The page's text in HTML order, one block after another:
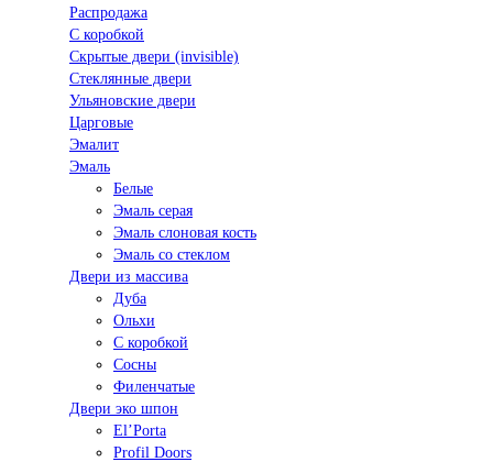
Распродажа
С коробкой
Скрытые двери (invisible)
Стеклянные двери
Ульяновские двери
Царговые
Эмалит
Эмаль
Белые
Эмаль серая
Эмаль слоновая кость
Эмаль со стеклом
Двери из массива
Дуба
Ольхи
С коробкой
Сосны
Филенчатые
Двери эко шпон
El’Porta
Profil Doors